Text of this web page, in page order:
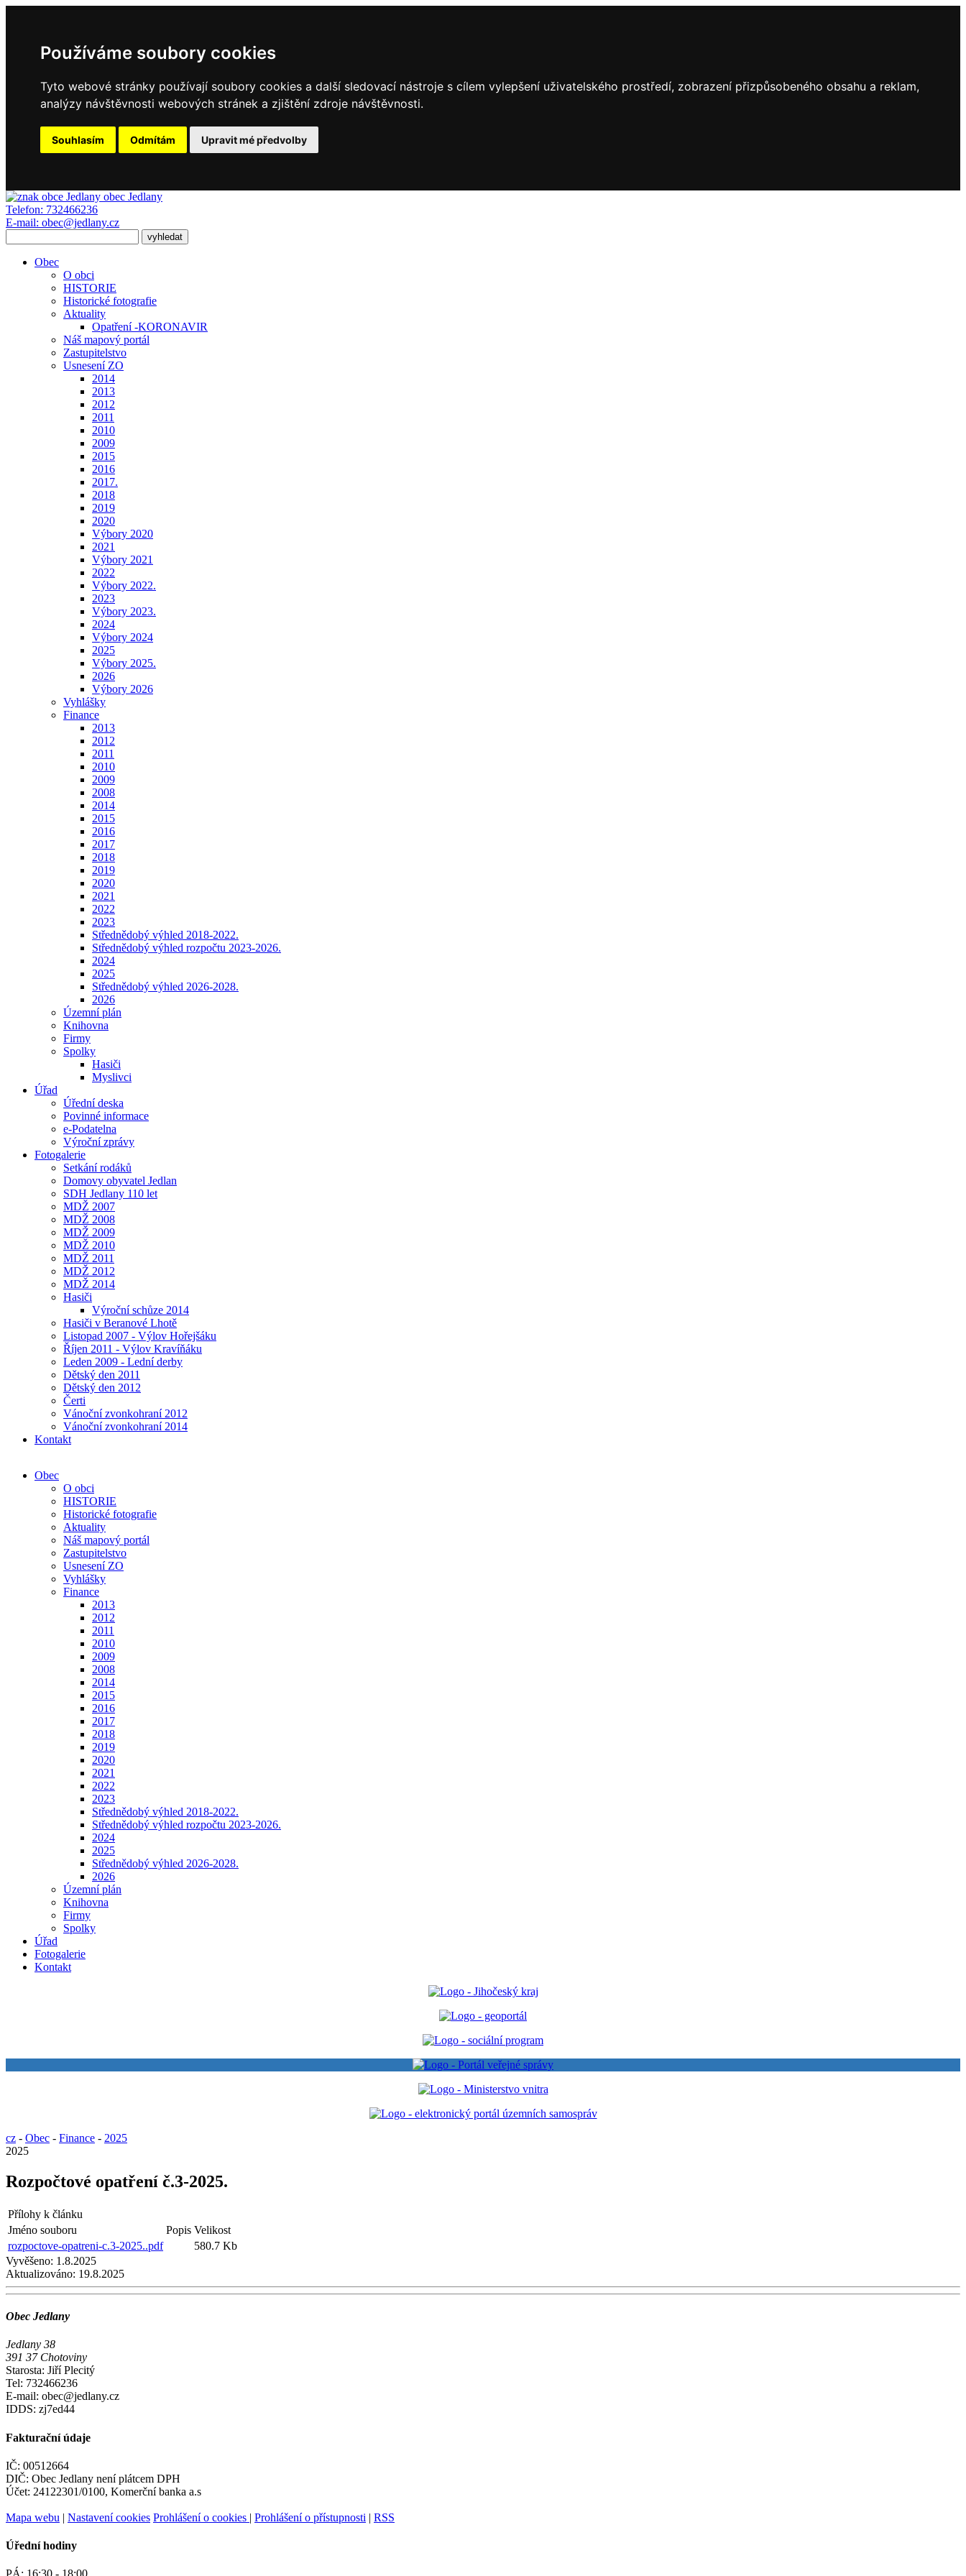
Používáme soubory cookies
Tyto webové stránky používají soubory cookies a další sledovací nástroje s cílem vylepšení uživatelského prostředí, zobrazení přizpůsobeného obsahu a reklam,
analýzy návštěvnosti webových stránek a zjištění zdroje návštěvnosti.
Souhlasím Odmítám Upravit mé předvolby
obec Jedlany
Telefon: 732466236
E-mail: obec@jedlany.cz
Obec
O obci
HISTORIE
Historické fotografie
Aktuality
Opatření -KORONAVIR
Náš mapový portál
Zastupitelstvo
Usnesení ZO
2014
2013
2012
2011
2010
2009
2015
2016
2017.
2018
2019
2020
Výbory 2020
2021
Výbory 2021
2022
Výbory 2022.
2023
Výbory 2023.
2024
Výbory 2024
2025
Výbory 2025.
2026
Výbory 2026
Vyhlášky
Finance
2013
2012
2011
2010
2009
2008
2014
2015
2016
2017
2018
2019
2020
2021
2022
2023
Střednědobý výhled 2018-2022.
Střednědobý výhled rozpočtu 2023-2026.
2024
2025
Střednědobý výhled 2026-2028.
2026
Územní plán
Knihovna
Firmy
Spolky
Hasiči
Myslivci
Úřad
Úřední deska
Povinné informace
e-Podatelna
Výroční zprávy
Fotogalerie
Setkání rodáků
Domovy obyvatel Jedlan
SDH Jedlany 110 let
MDŽ 2007
MDŽ 2008
MDŽ 2009
MDŽ 2010
MDŽ 2011
MDŽ 2012
MDŽ 2014
Hasiči
Výroční schůze 2014
Hasiči v Beranové Lhotě
Listopad 2007 - Výlov Hořejšáku
Říjen 2011 - Výlov Kravíňáku
Leden 2009 - Lední derby
Dětský den 2011
Dětský den 2012
Čerti
Vánoční zvonkohraní 2012
Vánoční zvonkohraní 2014
Kontakt
Obec
O obci
HISTORIE
Historické fotografie
Aktuality
Náš mapový portál
Zastupitelstvo
Usnesení ZO
Vyhlášky
Finance
2013
2012
2011
2010
2009
2008
2014
2015
2016
2017
2018
2019
2020
2021
2022
2023
Střednědobý výhled 2018-2022.
Střednědobý výhled rozpočtu 2023-2026.
2024
2025
Střednědobý výhled 2026-2028.
2026
Územní plán
Knihovna
Firmy
Spolky
Úřad
Fotogalerie
Kontakt
cz - Obec - Finance - 2025
2025
Rozpočtové opatření č.3-2025.
Přílohy k článku
Jméno souboru
Popis Velikost
rozpoctove-opatreni-c.3-2025..pdf
580.7 Kb
Vyvěšeno: 1.8.2025
Aktualizováno: 19.8.2025
Obec Jedlany
Jedlany 38
391 37 Chotoviny
Starosta: Jiří Plecitý
Tel: 732466236
E-mail: obec@jedlany.cz
IDDS: zj7ed44
Fakturační údaje
IČ: 00512664
DIČ: Obec Jedlany není plátcem DPH
Účet: 24122301/0100, Komerční banka a.s
Mapa webu | Nastavení cookies Prohlášení o cookies | Prohlášení o přístupnosti | RSS
Úřední hodiny